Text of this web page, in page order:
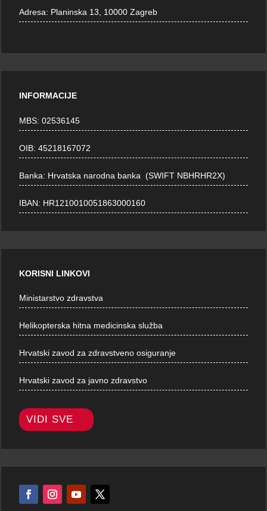
Adresa: Planinska 13, 10000 Zagreb
INFORMACIJE
MBS: 02536145
OIB: 45218167072
Banka: Hrvatska narodna banka (SWIFT NBHRHR2X)
IBAN: HR1210010051863000160
KORISNI LINKOVI
Ministarstvo zdravstva
Helikopterska hitna medicinska služba
Hrvatski zavod za zdravstveno osiguranje
Hrvatski zavod za javno zdravstvo
VIDI SVE